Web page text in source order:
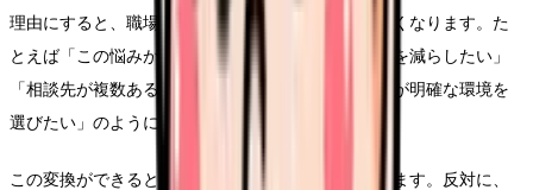
理由にすると、職場にも次の応募先にも伝わりにくくなります。た
とえば「この悩みがつらい」ではなく、「夜勤回数を減らしたい」
「相談先が複数ある職場で働きたい」「教育の段階が明確な環境を
選びたい」のように、条件へ変換します。
この変換ができると、求人を見る時の精度が上がります。反対に、